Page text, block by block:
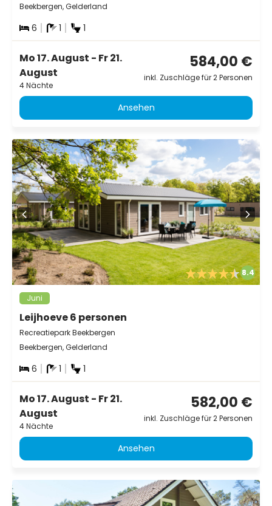
Beekbergen, Gelderland
6 1 1
Mo 17. August - Fr 21.
August
4 Nächte
584,00 €
inkl. Zuschläge für 2 Personen
Ansehen
8.4
Juni
Leijhoeve 6 personen
Recreatiepark Beekbergen
Beekbergen, Gelderland
6 1 1
Mo 17. August - Fr 21.
August
4 Nächte
582,00 €
inkl. Zuschläge für 2 Personen
Ansehen